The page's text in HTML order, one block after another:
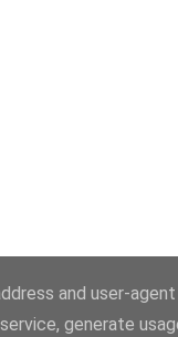
and user-agent
generate